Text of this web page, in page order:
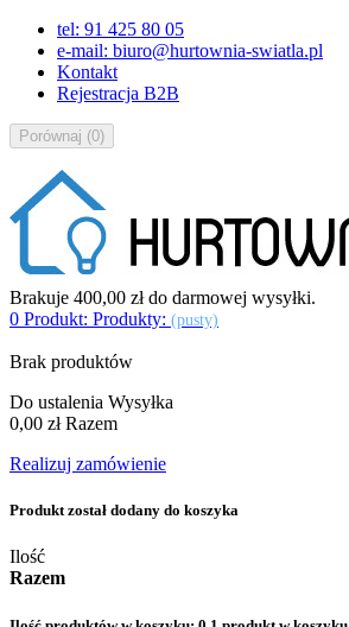
tel: 91 425 80 05
e-mail: biuro@hurtownia-swiatla.pl
Kontakt
Rejestracja B2B
Porównaj (0)
Brakuje 400,00 złdo darmowej wysyłki.
0 Produkt: Produkty: (pusty)
Brak produktów
Do ustalenia Wysyłka
0,00 zł Razem
Realizuj zamówienie
Produkt został dodany do koszyka
Ilość
Razem